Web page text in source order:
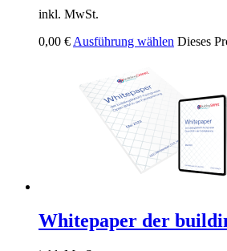
inkl. MwSt.
0,00 € Ausführung wählen Dieses
Whitepaper der